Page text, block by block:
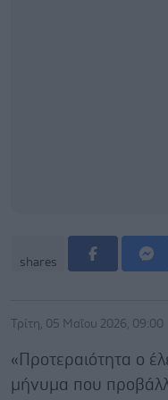
shares
Τρίτη, 05 Μαΐου 2026, 09:00
«Προτεραιότητα ο
μήνυμα που